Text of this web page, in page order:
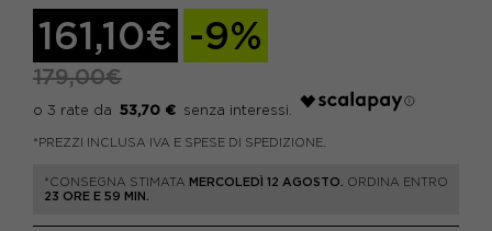
161,10€ -9%
179,00€
53,70 €
*PREZZI INCLUSA IVA E SPESE DI SPEDIZIONE.
*CONSEGNA STIMATA MERCOLEDÌ 12 AGOSTO.
ORDINA ENTRO
23 ORE E 59 MIN.